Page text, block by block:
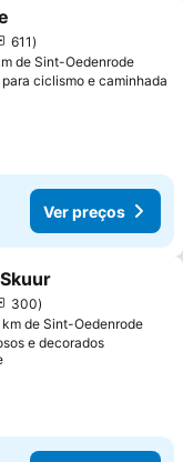
favoritos
611
de Sint-Oedenrode
ciclismo e caminhada
Ver preços
favoritos
300
de Sint-Oedenrode
e decorados